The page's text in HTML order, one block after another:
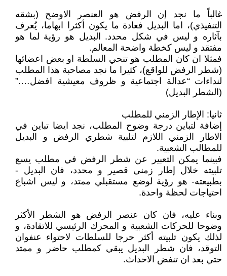
غالباً ما نجد إن الرفض هو العنصر الاوضح (بشقه
التنفيذي)، اما البديل فعادة ما يكون أكثرا ابهاما، يُعرف
بآثاره و ليس في شكل محدد. البديل هو رؤية لما هو
مفتقد و ليس كخطة واضحة المعالم.
فمثلا ان كان المطلب هو تنحي السلطة او بعض اعضائها
(شطر الرفض للواقع)، كثيرا ما نجد مصاحبة هذا المطلب
لنداءات “عدالة اجتماعية و ظروف معيشية افضل….”
(الشطر البديل)
ثانيا: الإطار الزمني للمطلب
إضافة لتباين درجة وضوح المطلب، نجد ايضا تباين في
الاطار الزمني اللازم لتلبية شطري الرفض و البديل
للمطالب الشعبية.
فبينما يمكن التعبير عن شطر الرفض في مطلب يسع
تلبيته خلال إطار زمني قصير و محدد، فان البديل -
بطبيعته- هو رؤية لوضع مستقبلي ممتد، و ليس اشباع
احتياجات لحظة واحدة.
وبناء عليه، فان كان عنصر الرفض هو الشطر الأكثر
وضوحا للحركات الشعبية و المحرك الرئيسي للاتقادة، و
لذلك يكون تلبيته أكثر حرجا للسلطات لاحتواء عنفوان
التوقد، فان شطر البديل يبقي كمطلب حاضر و ممتد
حتي بعد ان تنفض الاحداث.